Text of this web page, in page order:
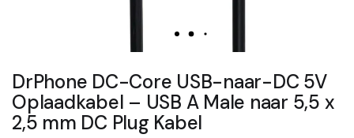
DrPhone DC-Core USB-naar-DC 5V
Oplaadkabel – USB A Male naar 5,5 x
2,5 mm DC Plug Kabel